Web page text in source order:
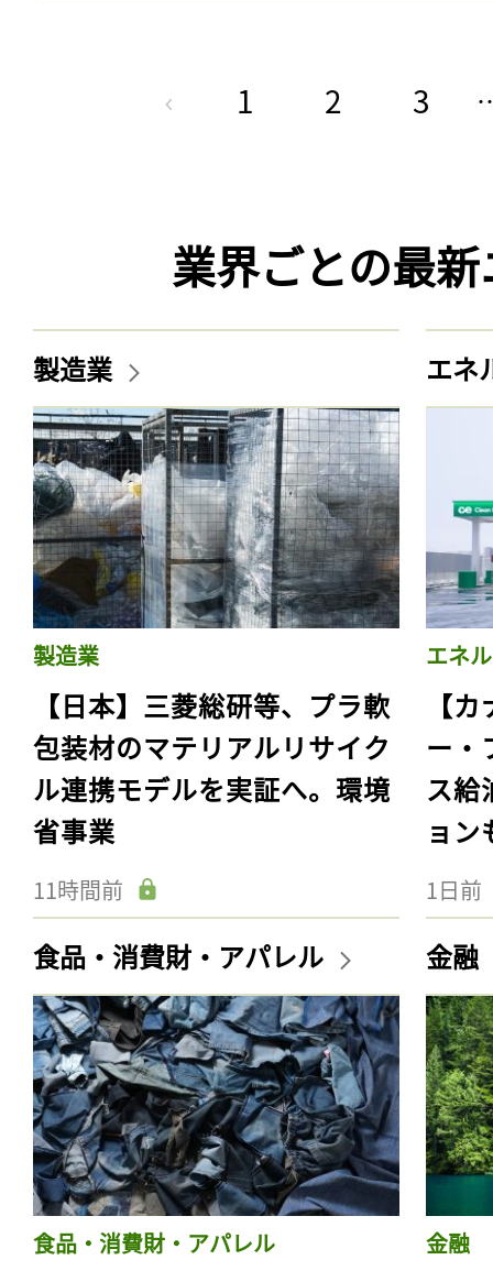
1 2 3
業界ごとの最
製造業
製造業
【日本】三菱総研等、プラ軟
包装材のマテリアルリサイク
ル連携モデルを実証へ。環境
省事業
11時間前
エネ
エネ
【
ー・
ス給
ョン
1日前
食品・消費財・アパレル
食品・消費財・アパレル
金融
金融